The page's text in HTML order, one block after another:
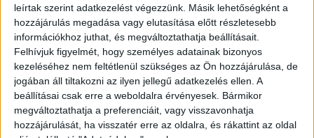
leírtak szerint adatkezelést végezzünk. Másik lehetőségként a
hozzájárulás megadása vagy elutasítása előtt részletesebb
információkhoz juthat, és megváltoztathatja beállításait.
Felhívjuk figyelmét, hogy személyes adatainak bizonyos
kezeléséhez nem feltétlenül szükséges az Ön hozzájárulása, de
jogában áll tiltakozni az ilyen jellegű adatkezelés ellen. A
beállításai csak erre a weboldalra érvényesek. Bármikor
megváltoztathatja a preferenciáit, vagy visszavonhatja
hozzájárulását, ha visszatér erre az oldalra, és rákattint az oldal
központjába. Kollégáink a Rupert SMH fedélzetén
azonnal útnak indultak a 90 km/h szélben. 4 főt
kellett lementeni egy bajbajutott vitorlás
fedélzetéről. A mentés sikeresen befejeződött, a
4 fő immáron biztonságban van az alsóörsi
kikötőben.” – írták, és több videót is